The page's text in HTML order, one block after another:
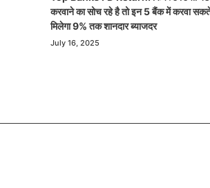
करवाने का सोच रहे है तो इन 5 बैंक में करवा
मिलेगा 9% तक शानदार ब्याजदर
July 16, 2025